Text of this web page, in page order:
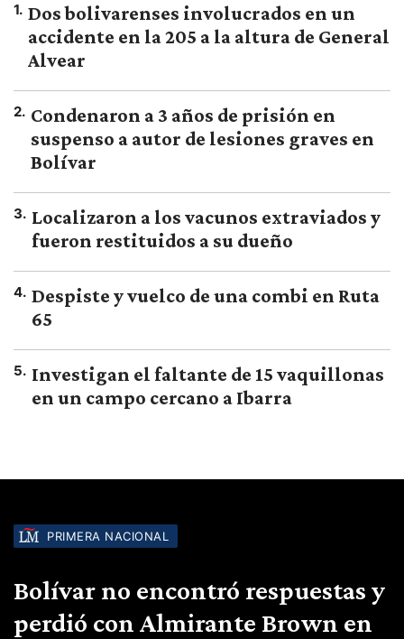
1. Dos bolivarenses involucrados en un
accidente en la 205 a la altura de General
Alvear
2. Condenaron a 3 años de prisión en
suspenso a autor de lesiones graves en
Bolívar
3. Localizaron a los vacunos extraviados y
fueron restituidos a su dueño
4. Despiste y vuelco de una combi en Ruta
65
5. Investigan el faltante de 15 vaquillonas
en un campo cercano a Ibarra
PRIMERA NACIONAL
Bolívar no encontró respuestas y
perdió con Almirante Brown en